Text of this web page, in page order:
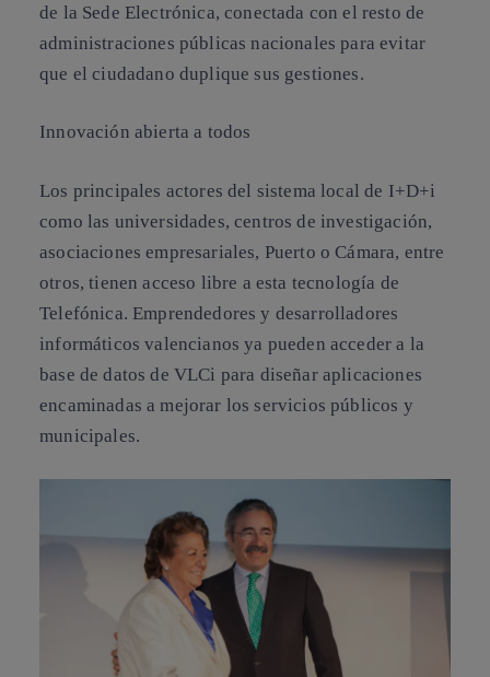
de la Sede Electrónica, conectada con el resto de
administraciones públicas nacionales para evitar
que el ciudadano duplique sus gestiones.
Innovación abierta a todos
Los principales actores del sistema local de I+D+i
como las universidades, centros de investigación,
asociaciones empresariales, Puerto o Cámara, entre
otros, tienen acceso libre a esta tecnología de
Telefónica. Emprendedores y desarrolladores
informáticos valencianos ya pueden acceder a la
base de datos de VLCi para diseñar aplicaciones
encaminadas a mejorar los servicios públicos y
municipales.